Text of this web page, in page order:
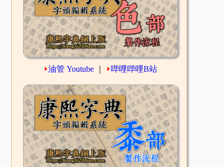
⏵油管 Youtube ⏵哔哩哔哩B站